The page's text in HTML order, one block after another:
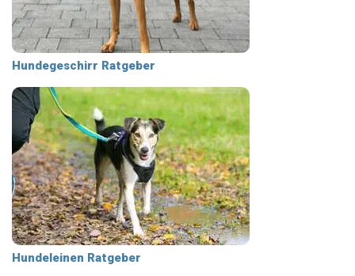
Hundegeschirr Ratgeber
Hundeleinen Ratgeber